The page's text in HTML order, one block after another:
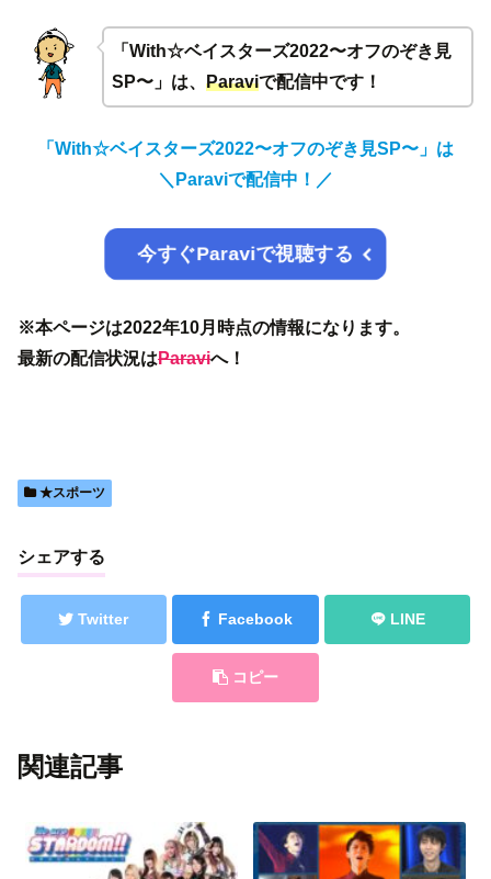
「With☆ベイスターズ2022〜オフのぞき見
SP〜」は、 Paraviで配信中です！
「With☆ベイスターズ2022〜オフのぞき見SP〜」は
＼Paraviで配信中！／
今すぐParaviで視聴する
※本ページは2022年10月時点の情報になります。
最新の配信状況はParaviへ！
★スポーツ
シェアする
Twitter Facebook LINE
コピー
関連記事